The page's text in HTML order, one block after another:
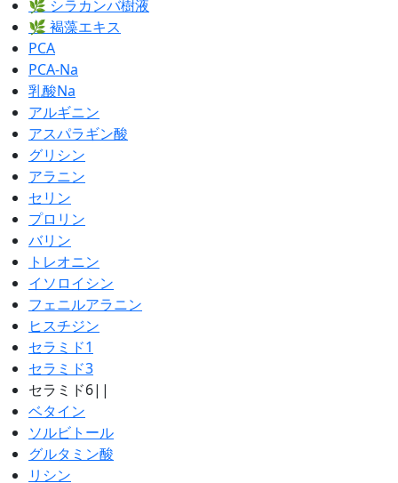
🌿 シラカンバ樹液
🌿 褐藻エキス
PCA
PCA-Na
乳酸Na
アルギニン
アスパラギン酸
グリシン
アラニン
セリン
プロリン
バリン
トレオニン
イソロイシン
フェニルアラニン
ヒスチジン
セラミド1
セラミド3
セラミド6||
ベタイン
ソルビトール
グルタミン酸
リシン